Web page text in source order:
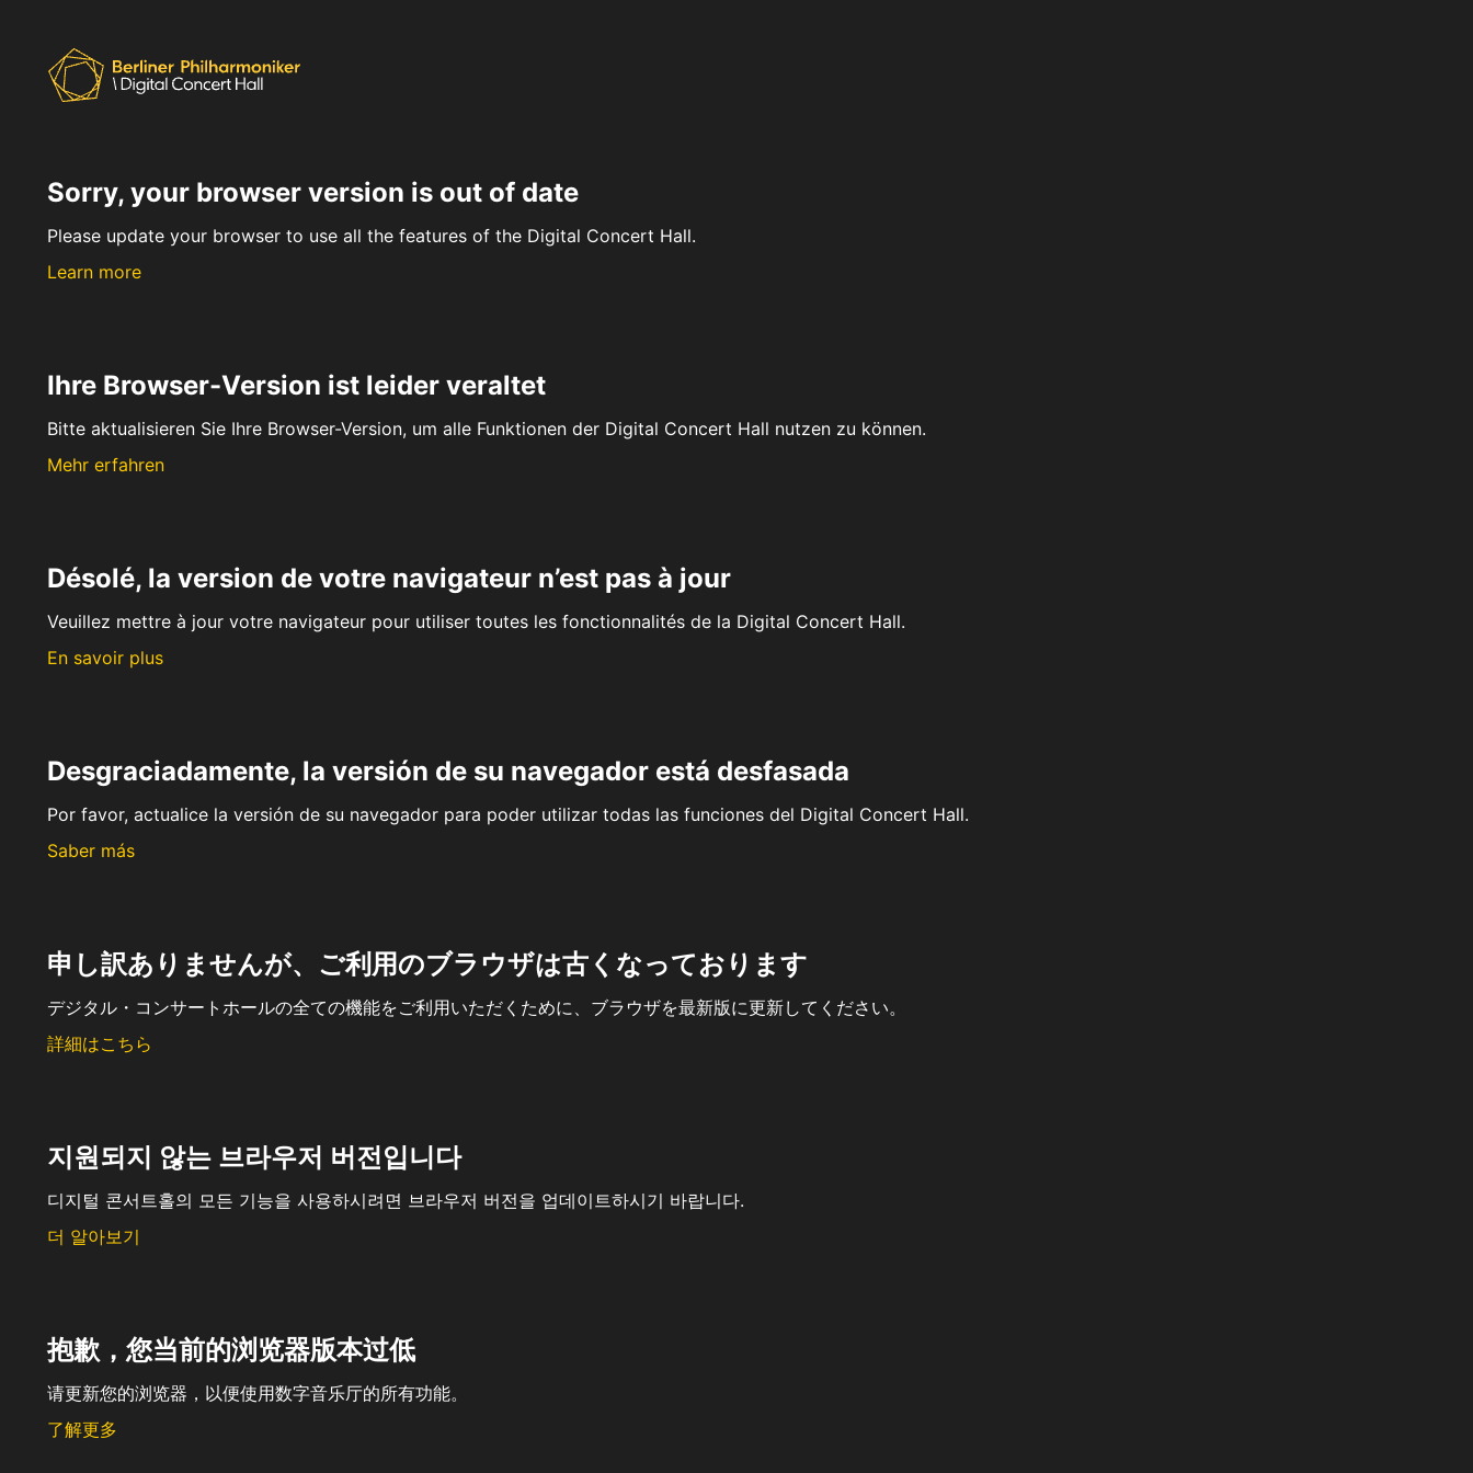
Sorry, your browser version is out of date
Please update your browser to use all the features of the Digital Concert Hall.
Learn more
Ihre Browser-Version ist leider veraltet
Bitte aktualisieren Sie Ihre Browser-Version, um alle Funktionen der Digital Concert Hall nutzen zu können.
Mehr erfahren
Désolé, la version de votre navigateur n’est pas à jour
Veuillez mettre à jour votre navigateur pour utiliser toutes les fonctionnalités de la Digital Concert Hall.
En savoir plus
Desgraciadamente, la versión de su navegador está desfasada
Por favor, actualice la versión de su navegador para poder utilizar todas las funciones del Digital Concert Hall.
Saber más
申し訳ありませんが、ご利用のブラウザは古くなっております
デジタル・コンサートホールの全ての機能をご利用いただくために、ブラウザを最新版に更新してください。
詳細はこちら
지원되지 않는 브라우저 버전입니다
디지털 콘서트홀의 모든 기능을 사용하시려면 브라우저 버전을 업데이트하시기 바랍니다.
더 알아보기
抱歉，您当前的浏览器版本过低
请更新您的浏览器，以便使用数字音乐厅的所有功能。
了解更多